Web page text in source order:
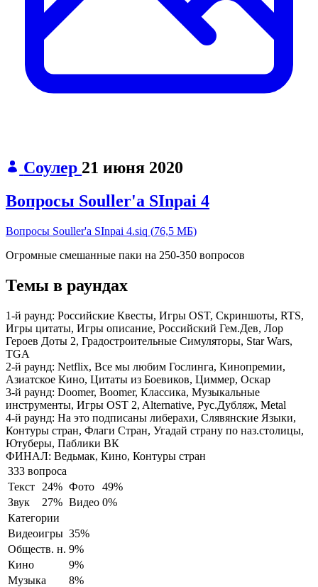
Соулер 21 июня 2020
Вопросы Souller'a SInpai 4
Вопросы Souller'a SInpai 4.siq (76,5 МБ)
Огромные смешанные паки на 250-350 вопросов
Темы в раундах
1-й раунд: Российские Квесты, Игры OST, Скриншоты, RTS,
Игры цитаты, Игры описание, Российский Гем.Дев, Лор
Героев Доты 2, Градостроительные Симуляторы, Star Wars,
TGA
2-й раунд: Netflix, Все мы любим Гослинга, Кинопремии,
Азиатское Кино, Цитаты из Боевиков, Циммер, Оскар
3-й раунд: Doomer, Boomer, Классика, Музыкальные
инструменты, Игры OST 2, Alternative, Рус.Дубляж, Metal
4-й раунд: На это подписаны либерахи, Слявянские Языки,
Контуры стран, Флаги Стран, Угадай страну по наз.столицы,
Ютуберы, Паблики ВК
ФИНАЛ: Ведьмак, Кино, Контуры стран
333 вопроса
Текст
24% Фото
49%
Звук
27% Видео 0%
Категории
Видеоигры 35%
Обществ. н. 9%
Кино
9%
Музыка
8%